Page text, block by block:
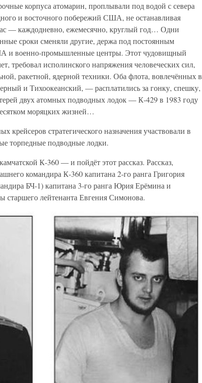
корпуса атомарин, проплывали под водой с севера
и восточного побережий США, не останавливая
— каждодневно, ежемесячно, круглый год… Одни
сроки сменяли другие, держа под постоянным
и военно-промышленные центры. Этот чудовищный
требовал исполинского напряжения человеческих сил,
ракетной, ядерной техники. Оба флота, вовлечённых в
и Тихоокеанский, — расплатились за гонку, спешку,
двух атомных подводных лодок — К-429 в 1983 году
моряцких жизней…
крейсеров стратегического назначения участвовали в
торпедные подводные лодки.
К-360 — и пойдёт этот рассказ. Рассказ,
командира К-360 капитана 2-го ранга Григория
БЧ-1) капитана 3-го ранга Юрия Ерёмина и
старшего лейтенанта Евгения Симонова.